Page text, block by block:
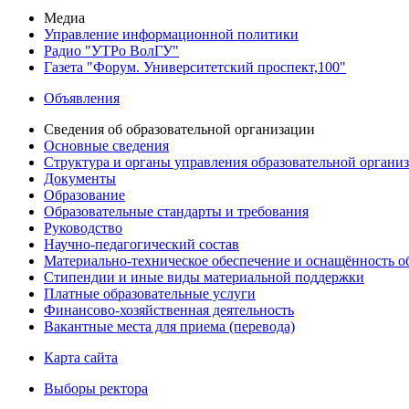
Медиа
Управление информационной политики
Радио "УТРо ВолГУ"
Газета "Форум. Университетский проспект,100"
Объявления
Сведения об образовательной организации
Основные сведения
Структура и органы управления образовательной
Документы
Образование
Образовательные стандарты и требования
Руководство
Научно-педагогический состав
Материально-техническое обеспечение и оснащённость
Стипендии и иные виды материальной поддержки
Платные образовательные услуги
Финансово-хозяйственная деятельность
Вакантные места для приема (перевода)
Карта сайта
Выборы ректора